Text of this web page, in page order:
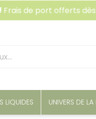
offerts dès 60€
LIQUIDES UNIVERS DE LA